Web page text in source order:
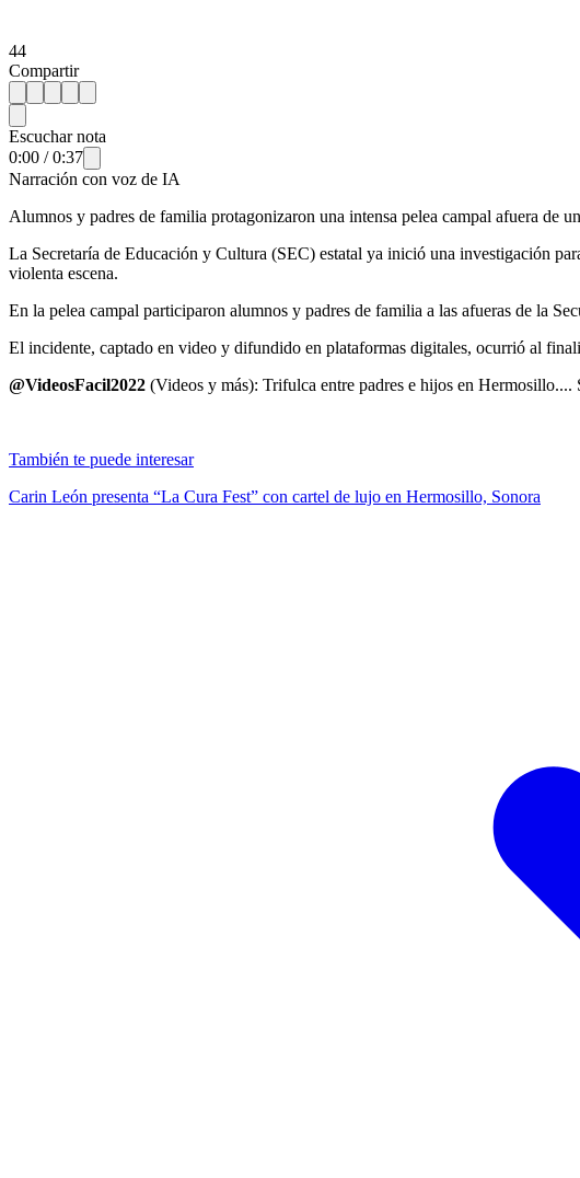
44
Compartir
Escuchar nota
0:00 /0:37
Narración con voz de IA
Alumnos y padres de familia protagonizaron una intensa pelea campal afuera de
La Secretaría de Educación y Cultura (SEC) estatal ya inició una investigación
violenta escena.
En la pelea campal participaron alumnos y padres de familia a las afueras de la
El incidente, captado en video y difundido en plataformas digitales, ocurrió al
@VideosFacil2022 (Videos y más): Trifulca entre padres e hijos en
También te puede interesar
Carin León presenta “La Cura Fest” con cartel de lujo en Hermosillo, Sonora